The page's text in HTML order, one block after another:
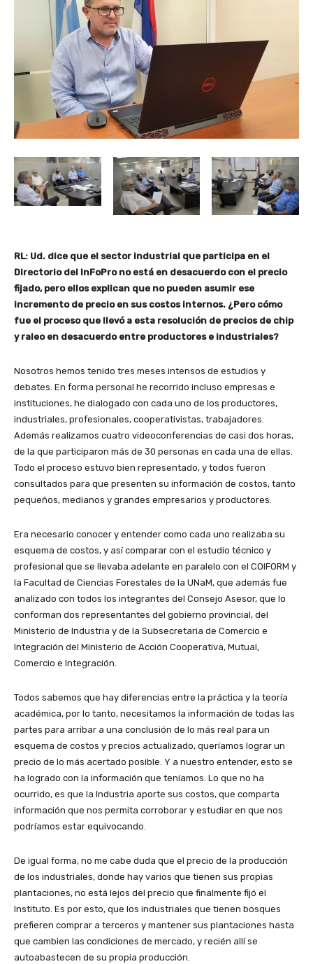
RL: Ud. dice que el sector industrial que participa en el
Directorio del InFoPro no está en desacuerdo con el precio
fijado, pero ellos explican que no pueden asumir ese
incremento de precio en sus costos internos. ¿Pero cómo
fue el proceso que llevó a esta resolución de precios de chip
y raleo en desacuerdo entre productores e industriales?
Nosotros hemos tenido tres meses intensos de estudios y
debates. En forma personal he recorrido incluso empresas e
instituciones, he dialogado con cada uno de los productores,
industriales, profesionales, cooperativistas, trabajadores.
Además realizamos cuatro videoconferencias de casi dos horas,
de la que participaron más de 30 personas en cada una de ellas.
Todo el proceso estuvo bien representado, y todos fueron
consultados para que presenten su información de costos, tanto
pequeños, medianos y grandes empresarios y productores.
Era necesario conocer y entender como cada uno realizaba su
esquema de costos, y así comparar con el estudio técnico y
profesional que se llevaba adelante en paralelo con el COIFORM y
la Facultad de Ciencias Forestales de la UNaM, que además fue
analizado con todos los integrantes del Consejo Asesor, que lo
conforman dos representantes del gobierno provincial, del
Ministerio de Industria y de la Subsecretaria de Comercio e
Integración del Ministerio de Acción Cooperativa, Mutual,
Comercio e Integración.
Todos sabemos que hay diferencias entre la práctica y la teoría
académica, por lo tanto, necesitamos la información de todas las
partes para arribar a una conclusión de lo más real para un
esquema de costos y precios actualizado, queríamos lograr un
precio de lo más acertado posible. Y a nuestro entender, esto se
ha logrado con la información que teníamos. Lo que no ha
ocurrido, es que la Industria aporte sus costos, que comparta
información que nos permita corroborar y estudiar en que nos
podríamos estar equivocando.
De igual forma, no me cabe duda que el precio de la producción
de los industriales, donde hay varios que tienen sus propias
plantaciones, no está lejos del precio que finalmente fijó el
Instituto. Es por esto, que los industriales que tienen bosques
prefieren comprar a terceros y mantener sus plantaciones hasta
que cambien las condiciones de mercado, y recién allí se
autoabastecen de su propia producción.